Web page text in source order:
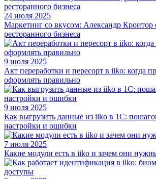
24 июля 2025
Маркетинг со вкусом: Александр Кроитор
ресторанного бизнеса
9 июля 2025
Акт переработки и пересорт в iiko: когда
оформлять правильно
9 июля 2025
Как выгрузить данные из iiko в 1С:
настройки и ошибки
7 июля 2025
Какие модули есть в iiko и зачем они